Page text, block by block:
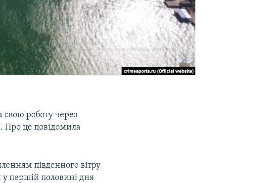
роботу через
Про це повідомила
південного вітру
у першій половині дня